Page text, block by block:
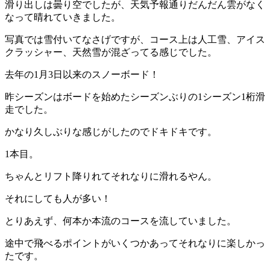
滑り出しは曇り空でしたが、天気予報通りだんだん雲がなく
なって晴れていきました。
写真では雪付いてなさげですが、コース上は人工雪、アイス
クラッシャー、天然雪が混ざってる感じでした。
去年の1月3日以来のスノーボード！
昨シーズンはボードを始めたシーズンぶりの1シーズン1桁滑
走でした。
かなり久しぶりな感じがしたのでドキドキです。
1本目。
ちゃんとリフト降りれてそれなりに滑れるやん。
それにしても人が多い！
とりあえず、何本か本流のコースを流していました。
途中で飛べるポイントがいくつかあってそれなりに楽しかっ
たです。